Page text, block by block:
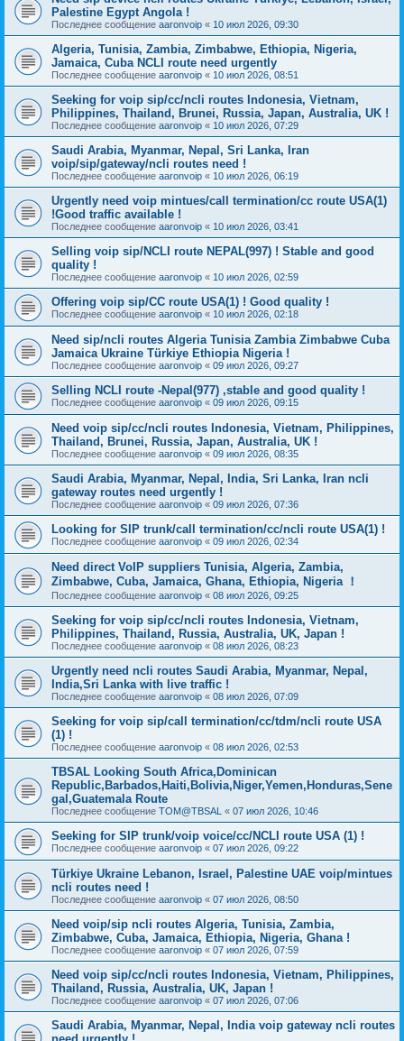
Palestine Egypt Angola !
Последнее сообщение aaronvoip « 10 июл 2026, 09:30
Algeria, Tunisia, Zambia, Zimbabwe, Ethiopia, Nigeria,
Jamaica, Cuba NCLI route need urgently
Последнее сообщение aaronvoip « 10 июл 2026, 08:51
Seeking for voip sip/cc/ncli routes Indonesia, Vietnam,
Philippines, Thailand, Brunei, Russia, Japan, Australia, UK !
Последнее сообщение aaronvoip « 10 июл 2026, 07:29
Saudi Arabia, Myanmar, Nepal, Sri Lanka, Iran
voip/sip/gateway/ncli routes need !
Последнее сообщение aaronvoip « 10 июл 2026, 06:19
Urgently need voip mintues/call termination/cc route USA(1)
!Good traffic available !
Последнее сообщение aaronvoip « 10 июл 2026, 03:41
Selling voip sip/NCLI route NEPAL(997) ! Stable and good
quality !
Последнее сообщение aaronvoip « 10 июл 2026, 02:59
Offering voip sip/CC route USA(1) ! Good quality !
Последнее сообщение aaronvoip « 10 июл 2026, 02:18
Need sip/ncli routes Algeria Tunisia Zambia Zimbabwe Cuba
Jamaica Ukraine Türkiye Ethiopia Nigeria !
Последнее сообщение aaronvoip « 09 июл 2026, 09:27
Selling NCLI route -Nepal(977) ,stable and good quality !
Последнее сообщение aaronvoip « 09 июл 2026, 09:15
Need voip sip/cc/ncli routes Indonesia, Vietnam, Philippines,
Thailand, Brunei, Russia, Japan, Australia, UK !
Последнее сообщение aaronvoip « 09 июл 2026, 08:35
Saudi Arabia, Myanmar, Nepal, India, Sri Lanka, Iran ncli
gateway routes need urgently !
Последнее сообщение aaronvoip « 09 июл 2026, 07:36
Looking for SIP trunk/call termination/cc/ncli route USA(1) !
Последнее сообщение aaronvoip « 09 июл 2026, 02:34
Need direct VoIP suppliers Tunisia, Algeria, Zambia,
Zimbabwe, Cuba, Jamaica, Ghana, Ethiopia, Nigeria ！
Последнее сообщение aaronvoip « 08 июл 2026, 09:25
Seeking for voip sip/cc/ncli routes Indonesia, Vietnam,
Philippines, Thailand, Russia, Australia, UK, Japan !
Последнее сообщение aaronvoip « 08 июл 2026, 08:23
Urgently need ncli routes Saudi Arabia, Myanmar, Nepal,
India,Sri Lanka with live traffic !
Последнее сообщение aaronvoip « 08 июл 2026, 07:09
Seeking for voip sip/call termination/cc/tdm/ncli route USA
(1) !
Последнее сообщение aaronvoip « 08 июл 2026, 02:53
TBSAL Looking South Africa,Dominican
Republic,Barbados,Haiti,Bolivia,Niger,Yemen,Honduras,Sene
gal,Guatemala Route
Последнее сообщение TOM@TBSAL « 07 июл 2026, 10:46
Seeking for SIP trunk/voip voice/cc/NCLI route USA (1) !
Последнее сообщение aaronvoip « 07 июл 2026, 09:22
Türkiye Ukraine Lebanon, Israel, Palestine UAE voip/mintues
ncli routes need !
Последнее сообщение aaronvoip « 07 июл 2026, 08:50
Need voip/sip ncli routes Algeria, Tunisia, Zambia,
Zimbabwe, Cuba, Jamaica, Ethiopia, Nigeria, Ghana !
Последнее сообщение aaronvoip « 07 июл 2026, 07:59
Need voip sip/cc/ncli routes Indonesia, Vietnam, Philippines,
Thailand, Russia, Australia, UK, Japan !
Последнее сообщение aaronvoip « 07 июл 2026, 07:06
Saudi Arabia, Myanmar, Nepal, India voip gateway ncli routes